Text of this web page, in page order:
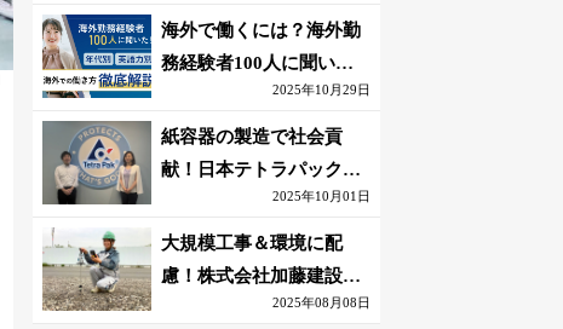
海外で働くには？海外勤
務経験者100人に聞いた
おすすめ職種｜英語話せ
ないOK求人はある？
2025年10月29日
紙容器の製造で社会貢
献！日本テトラパック株
式会社のグローバルな環
境
2025年10月01日
大規模工事＆環境に配
慮！株式会社加藤建設の
若手が語る現場監督の働
2025年08月08日